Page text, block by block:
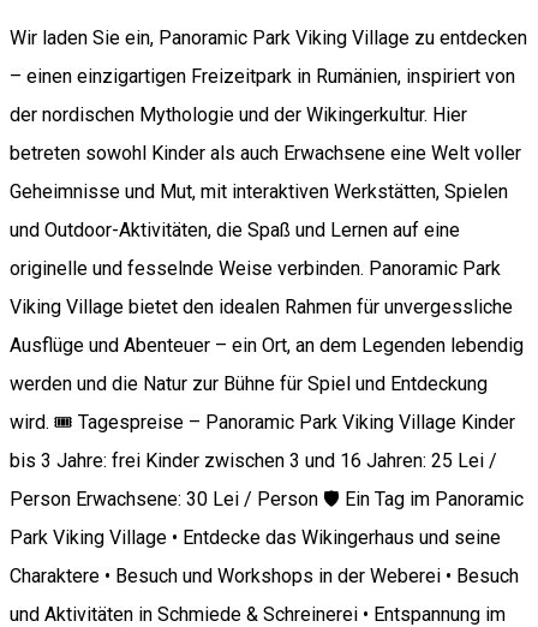
Wir laden Sie ein, Panoramic Park Viking Village zu entdecken
– einen einzigartigen Freizeitpark in Rumänien, inspiriert von
der nordischen Mythologie und der Wikingerkultur. Hier
betreten sowohl Kinder als auch Erwachsene eine Welt voller
Geheimnisse und Mut, mit interaktiven Werkstätten, Spielen
und Outdoor-Aktivitäten, die Spaß und Lernen auf eine
originelle und fesselnde Weise verbinden. Panoramic Park
Viking Village bietet den idealen Rahmen für unvergessliche
Ausflüge und Abenteuer – ein Ort, an dem Legenden lebendig
werden und die Natur zur Bühne für Spiel und Entdeckung
wird. 🎟️ Tagespreise – Panoramic Park Viking Village Kinder
bis 3 Jahre: frei Kinder zwischen 3 und 16 Jahren: 25 Lei /
Person Erwachsene: 30 Lei / Person 🛡️ Ein Tag im Panoramic
Park Viking Village • Entdecke das Wikingerhaus und seine
Charaktere • Besuch und Workshops in der Weberei • Besuch
und Aktivitäten in Schmiede & Schreinerei • Entspannung im